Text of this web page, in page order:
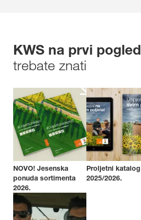
KWS na prvi pogled
trebate znati
NOVO! Jesenska
ponuda sortimenta
2026.
Proljetni katalog
2025/2026.